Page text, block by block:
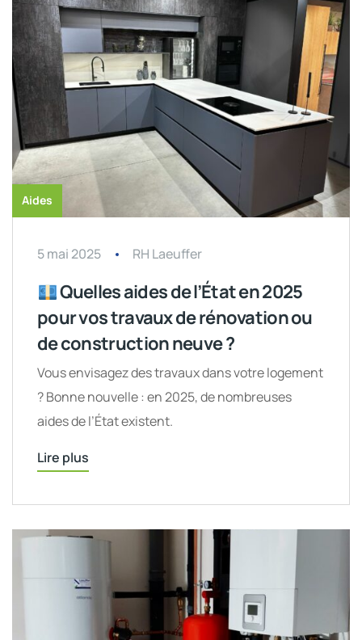
Aides
5 mai 2025 RH Laeuffer
Quelles aides de l’État en 2025
pour vos travaux de rénovation ou
de construction neuve ?
Vous envisagez des travaux dans votre logement
? Bonne nouvelle : en 2025, de nombreuses
aides de l’État existent.
Lire plus